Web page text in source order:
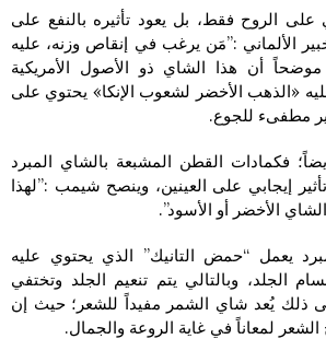
على الروح فقط، بل يعود تأثيره بالنفع على
الألماني :”مَن يرغب في إنقاص وزنه، عليه
موضحاً أن هذا الشاي ذو الأصول الأمريكية
«الذهب الأخضر لشعوب الإنكا» يحتوي على
مطفىء للجوع.
فكمادات القطن المشبعة بالشاي المبرد
إيجابي على العينين، وينصح شيمب :”لهذا
الأخضر أو الأسود”.
يعمل “حمض التانيك” الذي يحتوي عليه
الجلد، وبالتالي يتم تنعيم الجلد وتختفي
ذلك يُعد شاي الشمر مفيداً للشعر؛ حيث إن
لمعاناً في غاية الروعة والجمال.